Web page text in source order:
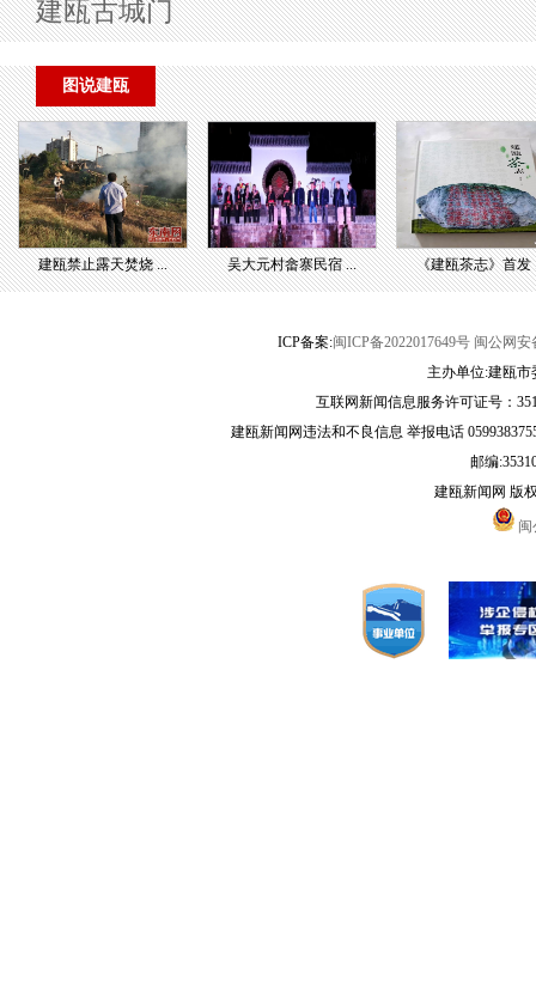
建瓯古城门
图说建瓯
建瓯禁止露天焚烧 ... 吴大元村畲寨民宿 ... 《建瓯茶志》首发
ICP备案:闽ICP备2022017649号 闽公网安
主办单位:建瓯
互联网新闻信息服务许可证号：
建瓯新闻网违法和不良信息 举报电话
邮编
建瓯新闻网 版
闽